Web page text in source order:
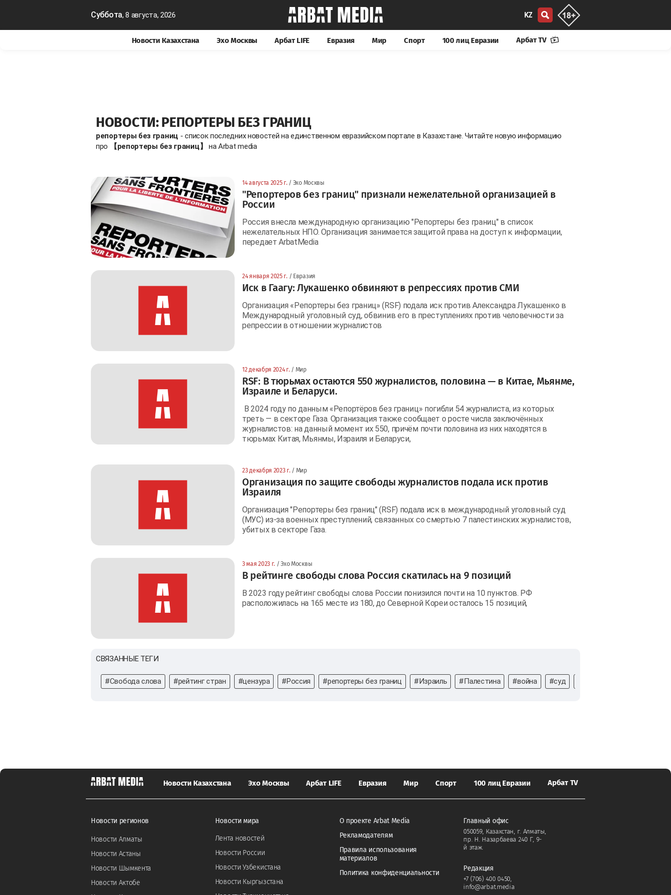
Суббота, 8 августа, 2026 KZ
Новости Казахстана Эхо Москвы Арбат LIFE Евразия Мир Спорт 100 лиц Евразии Арбат TV
НОВОСТИ: РЕПОРТЕРЫ БЕЗ ГРАНИЦ
репортеры без границ - список последних новостей на единственном евразийском портале в Казахстане. Читайте новую информацию
про
【репортеры без границ】 на Arbat media
14 августа 2025 г. / Эхо Москвы
"Репортеров без границ" признали нежелательной организацией в
России
Россия внесла международную организацию "Репортеры без границ" в список
нежелательных НПО. Организация занимается защитой права на доступ к информации,
передает ArbatMedia
24 января 2025 г. / Евразия
Иск в Гаагу: Лукашенко обвиняют в репрессиях против СМИ
Организация «Репортеры без границ» (RSF) подала иск против Александра Лукашенко в
Международный уголовный суд, обвинив его в преступлениях против человечности за
репрессии в отношении журналистов
12 декабря 2024 г. / Мир
RSF: В тюрьмах остаются 550 журналистов, половина — в Китае, Мьянме,
Израиле и Беларуси.
В 2024 году по данным «Репортёров без границ» погибли 54 журналиста, из которых
треть — в секторе Газа. Организация также сообщает о росте числа заключённых
журналистов: на данный момент их 550, причём почти половина из них находятся в
тюрьмах Китая, Мьянмы, Израиля и Беларуси,
23 декабря 2023 г. / Мир
Организация по защите свободы журналистов подала иск против
Израиля
Организация "Репортеры без границ" (RSF) подала иск в международный уголовный суд
(МУС) из-за военных преступлений, связанных со смертью 7 палестинских журналистов,
убитых в секторе Газа.
3 мая 2023 г. / Эхо Москвы
В рейтинге свободы слова Россия скатилась на 9 позиций
В 2023 году рейтинг свободы слова России понизился почти на 10 пунктов. РФ
расположилась на 165 месте из 180, до Северной Кореи осталось 15 позиций,
СВЯЗАННЫЕ ТЕГИ
#Свобода слова #рейтинг стран #цензура #Россия #репортеры без границ #Израиль #Палестина #война #суд
Новости Казахстана Эхо Москвы Арбат LIFE Евразия Мир Спорт 100 лиц Евразии Арбат TV
Новости регионов
Новости Алматы
Новости Астаны
Новости Шымкента
Новости Актобе
Новости мира
Лента новостей
Новости России
Новости Узбекистана
Новости Кыргызстана
О проекте Arbat Media
Рекламодателям
Правила использования
материалов
Политика конфиденциальности
Главный офис
050059, Казахстан, г. Алматы,
пр. Н. Назарбаева 240 Г, 9-
й этаж.
Редакция
+7 (706) 400 0450
info@arbat.media